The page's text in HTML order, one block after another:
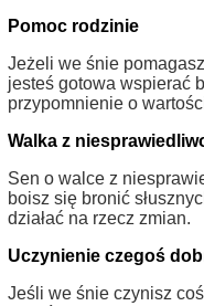
Pomoc rodzinie
Jeżeli we śnie
jesteś gotowa wspierać
przypomnienie o
Walka z
Sen o walce z
boisz się bronić
działać na rzecz zmian.
Uczynienie czegoś
Jeśli we śnie czynisz